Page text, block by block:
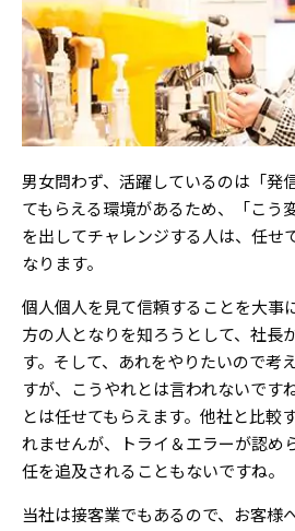
男女問わず、活躍しているのは「発
てもらえる環境があるため、「こう
を出してチャレンジする人は、任せ
なります。
個人個人を見て信頼することを大事
方の人となりを知ろうとして、社長
す。そして、あれをやりたいので考
すが、こうやれとは言われないです
とは任せてもらえます。他社と比較
れませんが、トライ＆エラーが認め
任を追及されることもないですね。
当社は接客業でもあるので、お客様